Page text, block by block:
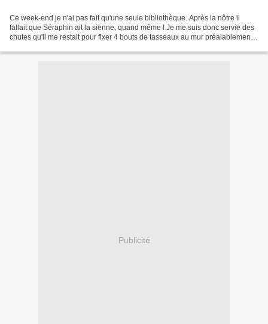
Ce week-end je n'ai pas fait qu'une seule bibliothèque. Après la nôtre il
fallait que Séraphin ait la sienne, quand même ! Je me suis donc servie des
chutes qu'il me restait pour fixer 4 bouts de tasseaux au mur préalablement
Publicité